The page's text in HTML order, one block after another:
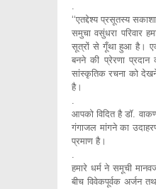
.
‘‘एतद्देश्य प्रसूतस्य
समुचा वसुंधरा परिवार
सूत्रों से गूँथा हुआ है।
बनने की प्रेरणा प्रदान
सांस्कृतिक रचना को देखने
है।
.
आपको विदित है डॉ.
गंगाजल मांगने का
प्रमाण है।
.
हमारे धर्म ने समूची
बीच विवेकपूर्वक अर्जन